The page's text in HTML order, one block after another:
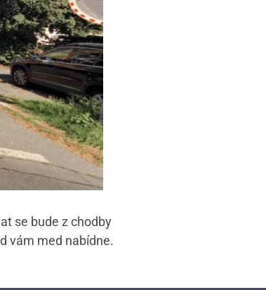
se bude z chodby
vám med nabídne.